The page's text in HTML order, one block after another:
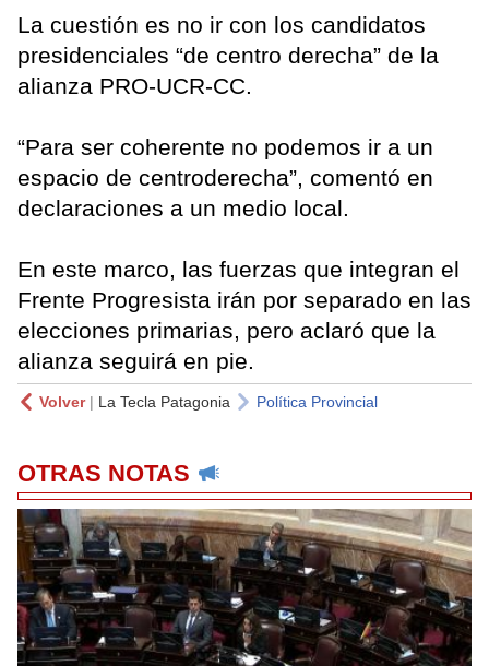
La cuestión es no ir con los candidatos
presidenciales “de centro derecha” de la
alianza PRO-UCR-CC.
“Para ser coherente no podemos ir a un
espacio de centroderecha”, comentó en
declaraciones a un medio local.
En este marco, las fuerzas que integran el
Frente Progresista irán por separado en las
elecciones primarias, pero aclaró que la
alianza seguirá en pie.
Volver| La Tecla Patagonia Política Provincial
OTRAS NOTAS